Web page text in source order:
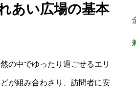
あい広場の基本
の中でゆったり過ごせるエリ
が組み合わさり、訪問者に安